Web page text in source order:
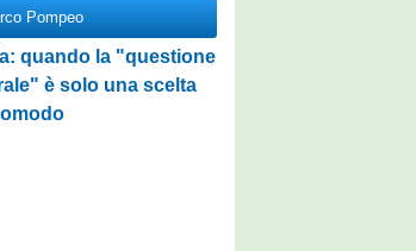
Pompeo
quando la "questione
è solo una scelta